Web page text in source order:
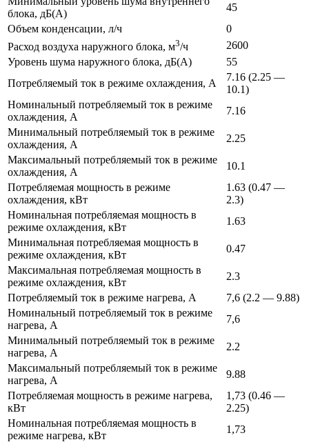
блока, дБ(А)
45
Объем конденсации, л/ч
0
Расход воздуха наружного блока, м3/ч
2600
Уровень шума наружного блока, дБ(А)
55
Потребляемый ток в режиме охлаждения, А
7.16 (2.25 —
10.1)
Номинальный потребляемый ток в режиме
охлаждения, А
7.16
Минимальный потребляемый ток в режиме
охлаждения, А
2.25
Максимальный потребляемый ток в режиме
охлаждения, А
10.1
Потребляемая мощность в режиме
охлаждения, кВт
1.63 (0.47 —
2.3)
Номинальная потребляемая мощность в
режиме охлаждения, кВт
1.63
Минимальная потребляемая мощность в
режиме охлаждения, кВт
0.47
Максимальная потребляемая мощность в
режиме охлаждения, кВт
2.3
Потребляемый ток в режиме нагрева, А
7,6 (2.2 — 9.88)
Номинальный потребляемый ток в режиме
нагрева, А
7,6
Минимальный потребляемый ток в режиме
нагрева, А
2.2
Максимальный потребляемый ток в режиме
нагрева, А
9.88
Потребляемая мощность в режиме нагрева,
кВт
1,73 (0.46 —
2.25)
Номинальная потребляемая мощность в
режиме нагрева, кВт
1,73